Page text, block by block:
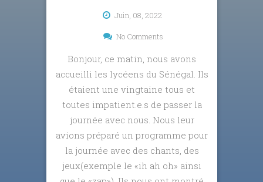
Juin, 08, 2022
No Comments
Bonjour, ce matin, nous avons
accueilli les lycéens du Sénégal. Ils
étaient une vingtaine tous et
toutes impatient.e.s de passer la
journée avec nous. Nous leur
avions préparé un programme pour
la journée avec des chants, des
jeux(exemple le «ih ah oh» ainsi